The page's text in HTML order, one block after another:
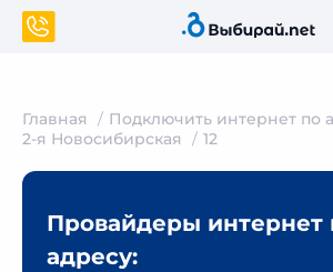
Главная
Подключить интернет по
2-я Новосибирская
12
Провайдеры интернет
адресу: